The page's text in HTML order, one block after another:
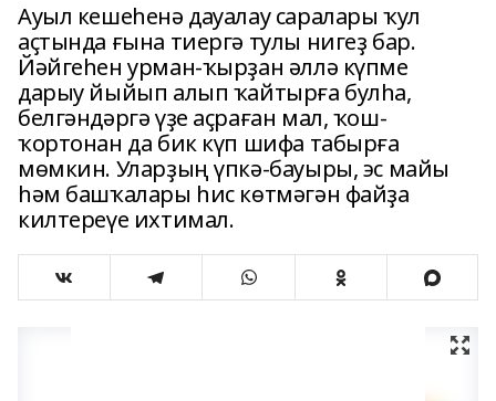
Ауыл кешеһенә дауалау саралары ҡул
аҫтында ғына тиергә тулы нигеҙ бар.
Йәйгеһен урман-ҡырҙан әллә күпме
дарыу йыйып алып ҡайтырға булһа,
белгәндәргә үҙе аҫраған мал, ҡош-
ҡортонан да бик күп шифа табырға
мѳмкин. Уларҙың үпкә-бауыры, эс майы
һәм башҡалары һис кѳтмәгән файҙа
килтереүе ихтимал.